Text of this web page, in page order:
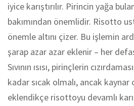
iyice karıştırılır. Pirincin yağa
bakımından önemlidir. Risotto
önemle altını çizer. Bu işlemin
şarap azar azar eklenir – her
Sıvının ısısı, pirinçlerin
kadar sıcak olmalı, ancak kaynar
eklendikçe risottoyu devamlı